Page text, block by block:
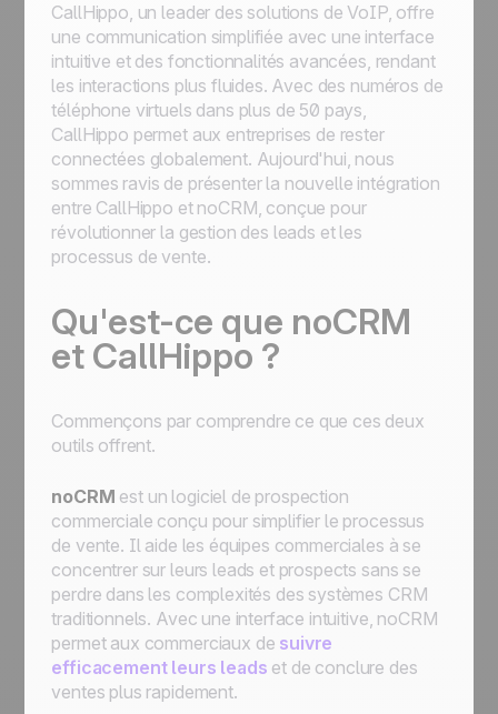
CallHippo, un leader des solutions de VoIP, offre
une communication simplifiée avec une interface
intuitive et des fonctionnalités avancées, rendant
les interactions plus fluides. Avec des numéros de
téléphone virtuels dans plus de 50 pays,
CallHippo permet aux entreprises de rester
connectées globalement. Aujourd'hui, nous
sommes ravis de présenter la nouvelle intégration
entre CallHippo et noCRM, conçue pour
révolutionner la gestion des leads et les
processus de vente.
Qu'est-ce que noCRM
et CallHippo ?
Commençons par comprendre ce que ces deux
outils offrent.
noCRM est un logiciel de prospection
commerciale conçu pour simplifier le processus
de vente. Il aide les équipes commerciales à se
concentrer sur leurs leads et prospects sans se
perdre dans les complexités des systèmes CRM
traditionnels. Avec une interface intuitive, noCRM
permet aux commerciaux de suivre
efficacement leurs leads et de conclure des
ventes plus rapidement.